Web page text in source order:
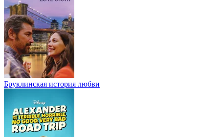
Бруклинская история любви